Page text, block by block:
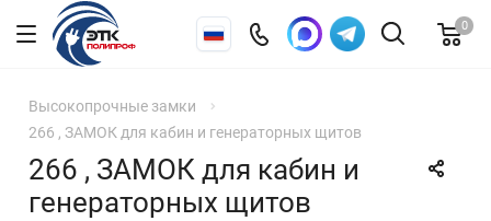
0
Высокопрочные замки
266 , ЗАМОК для кабин и генераторных щитов
266 , ЗАМОК для кабин и
генераторных щитов